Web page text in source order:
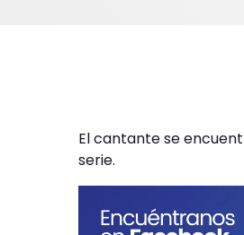
El cantante se
serie.